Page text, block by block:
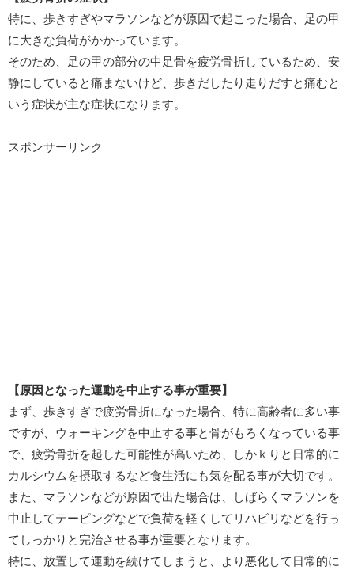
特に、歩きすぎやマラソンなどが原因で起こった場合、足の甲
に大きな負荷がかかっています。
そのため、足の甲の部分の中足骨を疲労骨折しているため、安
静にしていると痛まないけど、歩きだしたり走りだすと痛むと
いう症状が主な症状になります。
スポンサーリンク
【原因となった運動を中止する事が重要】
まず、歩きすぎで疲労骨折になった場合、特に高齢者に多い事
ですが、ウォーキングを中止する事と骨がもろくなっている事
で、疲労骨折を起した可能性が高いため、しかｋりと日常的に
カルシウムを摂取するなど食生活にも気を配る事が大切です。
また、マラソンなどが原因で出た場合は、しばらくマラソンを
中止してテーピングなどで負荷を軽くしてリハビリなどを行っ
てしっかりと完治させる事が重要となります。
特に、放置して運動を続けてしまうと、より悪化して日常的に